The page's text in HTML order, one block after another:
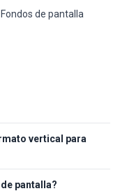
Fondos de pantalla
vertical para
pantalla?